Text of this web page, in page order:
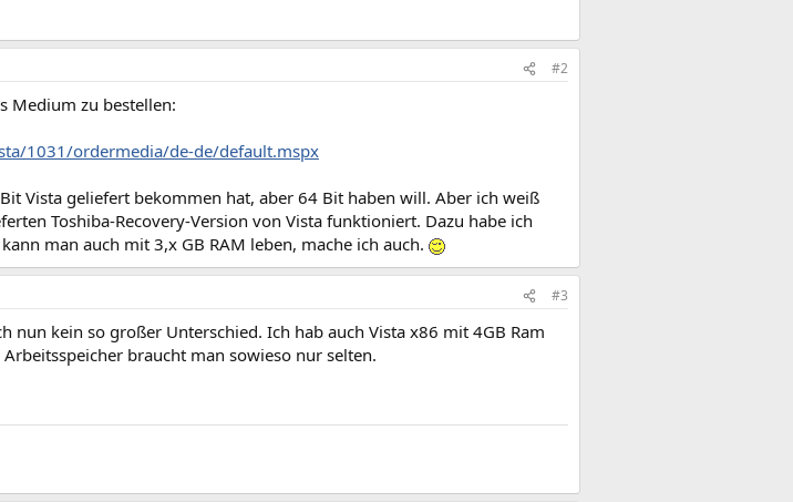
#2
Medium zu bestellen:
1031/ordermedia/de-de/default.mspx
Vista geliefert bekommen hat, aber 64 Bit haben will. Aber ich weiß
Toshiba-Recovery-Version von Vista funktioniert. Dazu habe ich
man auch mit 3,x GB RAM leben, mache ich auch.
#3
nun kein so großer Unterschied. Ich hab auch Vista x86 mit 4GB Ram
braucht man sowieso nur selten.